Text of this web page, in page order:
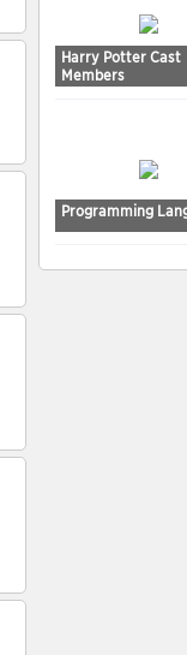
Harry Potter Cast
Members
Programming